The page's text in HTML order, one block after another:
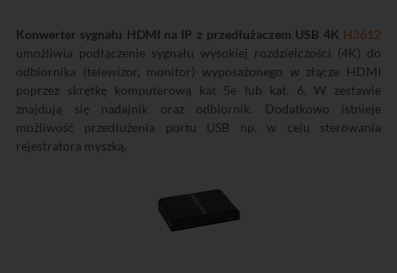
Konwerter sygnału HDMI na IP z przedłużaczem USB 4K H3612
umożliwia podłączenie sygnału wysokiej rozdzielczości (4K) do
odbiornika (telewizor, monitor) wyposażonego w złącze HDMI
poprzez skrętkę komputerową kat 5e lub kat. 6. W zestawie
znajdują się nadajnik oraz odbiornik. Dodatkowo istnieje
możliwość przedłużenia portu USB np. w celu sterowania
rejestratora myszką.